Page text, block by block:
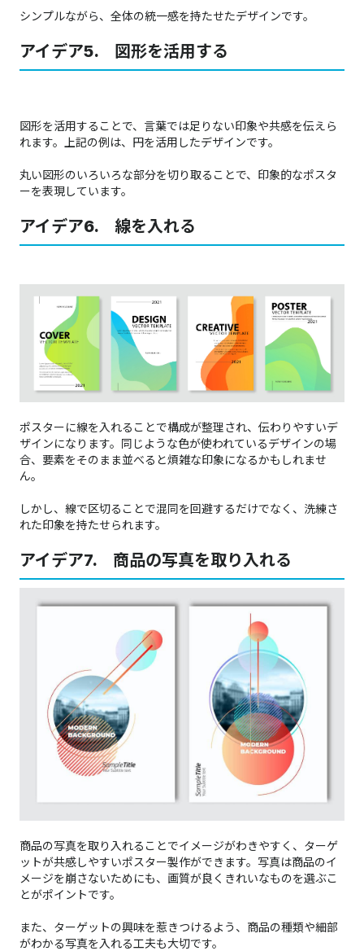
シンプルながら、全体の統一感を持たせたデザインです。
アイデア5. 図形を活用する
図形を活用することで、言葉では足りない印象や共感を伝えら
れます。上記の例は、円を活用したデザインです。​​​​​​​
丸い図形のいろいろな部分を切り取ることで、印象的なポスタ
ーを表現しています。
アイデア6. 線を入れる
ポスターに線を入れることで構成が整理され、伝わりやすいデ
ザインになります。同じような色が使われているデザインの場
合、要素をそのまま並べると煩雑な印象になるかもしれませ
ん。​​​​​​​
しかし、線で区切ることで混同を回避するだけでなく、洗練さ
れた印象を持たせられます。
アイデア7. 商品の写真を取り入れる
商品の写真を取り入れることでイメージがわきやすく、ターゲ
ットが共感しやすいポスター製作ができます。写真は商品のイ
メージを崩さないためにも、画質が良くきれいなものを選ぶこ
とがポイントです。
また、ターゲットの興味を惹きつけるよう、商品の種類や細部
がわかる写真を入れる工夫も大切です。